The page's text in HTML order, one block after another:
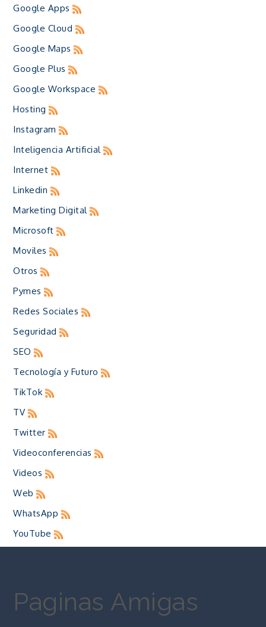
Google Apps
Google Cloud
Google Maps
Google Plus
Google Workspace
Hosting
Instagram
Inteligencia Artificial
Internet
Linkedin
Marketing Digital
Microsoft
Moviles
Otros
Pymes
Redes Sociales
Seguridad
SEO
Tecnología y Futuro
TikTok
TV
Twitter
Videoconferencias
Videos
Web
WhatsApp
YouTube
Paginas Amigas